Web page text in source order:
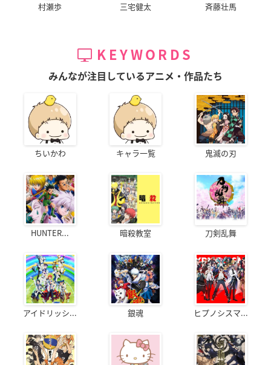
村瀬歩 三宅健太 斉藤壮馬
KEYWORDS
みんなが注目しているアニメ・作品たち
ちいかわ キャラ一覧 鬼滅の刃
HUNTER... 暗殺教室 刀剣乱舞
アイドリッシ... 銀魂 ヒプノシスマ...